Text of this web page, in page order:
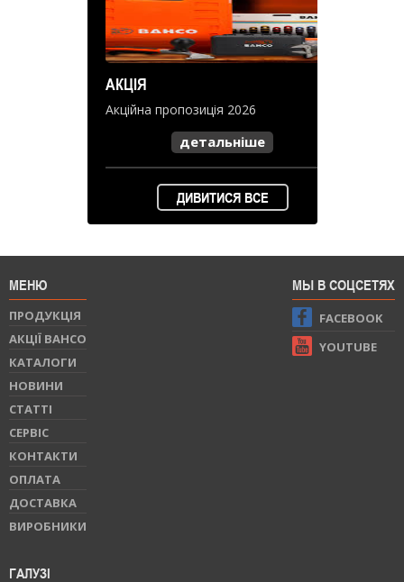
АКЦІЯ
Акційна пропозиція 2026
детальніше
ДИВИТИСЯ ВСЕ
МЕНЮ
ПРОДУКЦIЯ
АКЦІЇ BAHCO
КАТАЛОГИ
НОВИНИ
СТАТТI
СЕРВIС
КОНТАКТИ
ОПЛАТА
ДОСТАВКА
ВИРОБНИКИ
ГАЛУЗІ
МЫ В СОЦСЕТЯХ
FACEBOOK
YOUTUBE